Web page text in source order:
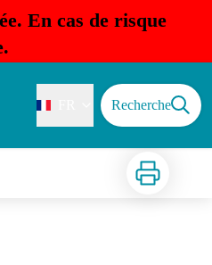
En cas de risque
Recherche
Imprimer